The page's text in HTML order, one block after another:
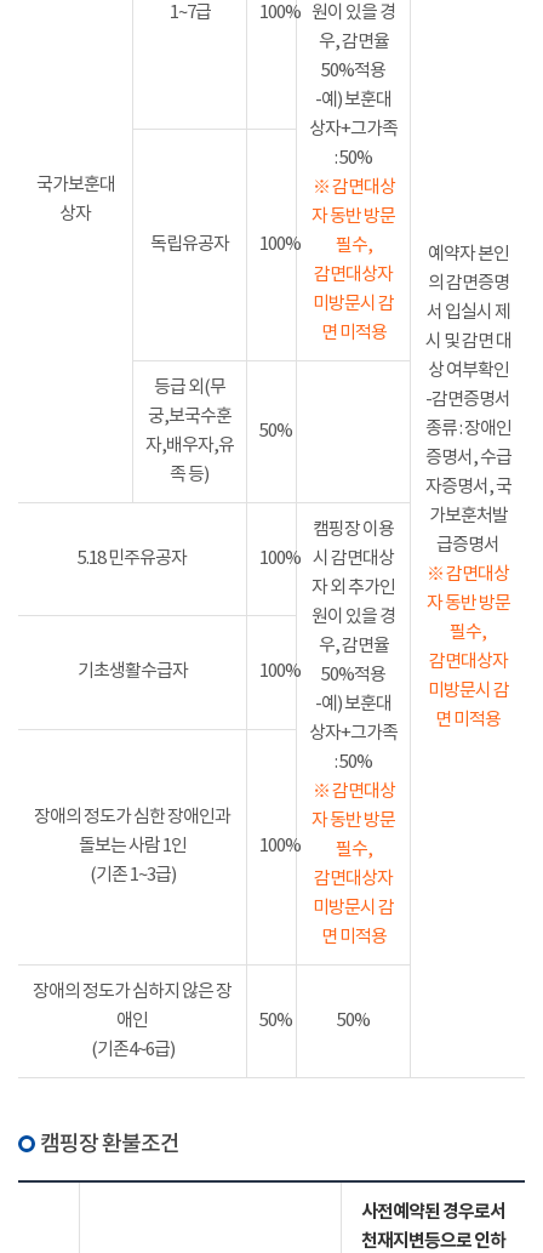
국가보훈대
상자
1~7급 100% 원이 있을 경
우, 감면율
50%적용
-예) 보훈대
상자+그가족
: 50%
※ 감면대상
자 동반 방문
필수,
감면대상자
미방문시 감
면 미적용
예약자 본인
의 감면증명
서 입실시 제
시 및 감면 대
상 여부확인
-감면증명서
종류 : 장애인
증명서, 수급
자증명서, 국
가보훈처발
급증명서
※ 감면대상
자 동반 방문
필수,
감면대상자
미방문시 감
면 미적용
독립유공자 100%
등급 외(무
궁,보국수훈
자,배우자,유
족 등)
50%
5.18 민주유공자 100%
캠핑장 이용
시 감면대상
자 외 추가인
원이 있을 경
우, 감면율
50%적용
-예) 보훈대
상자+그가족
: 50%
※ 감면대상
자 동반 방문
필수,
감면대상자
미방문시 감
면 미적용
기초생활수급자 100%
장애의 정도가 심한 장애인과
돌보는 사람 1인
(기존 1~3급)
100%
장애의 정도가 심하지 않은 장
애인
(기존4~6급)
50% 50%
캠핑장 환불조건
사전예약된 경우로서
천재지변등으로 인하